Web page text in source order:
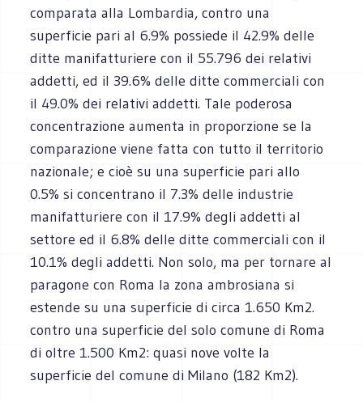
comparata alla Lombardia, contro una
superficie pari al 6.9% possiede il 42.9% delle
ditte manifatturiere con il 55.796 dei relativi
addetti, ed il 39.6% delle ditte commerciali con
il 49.0% dei relativi addetti. Tale poderosa
concentrazione aumenta in proporzione se la
comparazione viene fatta con tutto il territorio
nazionale; e cioè su una superficie pari allo
0.5% si concentrano il 7.3% delle industrie
manifatturiere con il 17.9% degli addetti al
settore ed il 6.8% delle ditte commerciali con il
10.1% degli addetti. Non solo, ma per tornare al
paragone con Roma la zona ambrosiana si
estende su una superficie di circa 1.650 Km2.
contro una superficie del solo comune di Roma
di oltre 1.500 Km2: quasi nove volte la
superficie del comune di Milano (182 Km2).